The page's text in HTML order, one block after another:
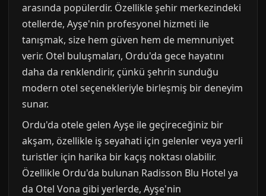
arasında popülerdir. Özellikle şehir merkezindeki
otellerde, Ayşe'nin profesyonel hizmeti ile
tanışmak, size hem güven hem de memnuniyet
verir. Otel buluşmaları, Ordu'da gece hayatını
daha da renklendirir, çünkü şehrin sunduğu
modern otel seçenekleriyle birleşmiş bir deneyim
sunar.
Ordu'da otele gelen Ayşe ile geçireceğiniz bir
akşam, özellikle iş seyahati için gelenler veya yerli
turistler için harika bir kaçış noktası olabilir.
Özellikle Ordu'da bulunan Radisson Blu Hotel ya
da Otel Vona gibi yerlerde, Ayşe'nin